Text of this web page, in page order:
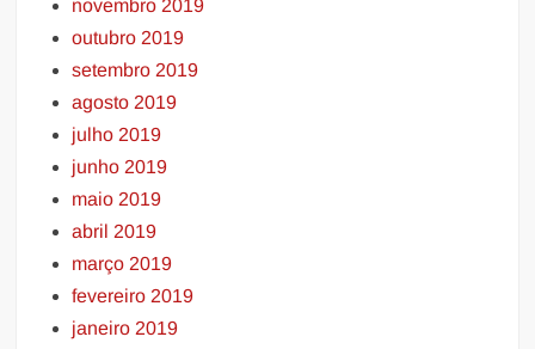
novembro 2019
outubro 2019
setembro 2019
agosto 2019
julho 2019
junho 2019
maio 2019
abril 2019
março 2019
fevereiro 2019
janeiro 2019